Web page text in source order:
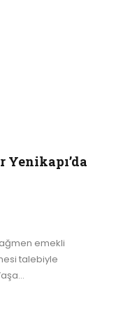
emekli
talebiyle
…